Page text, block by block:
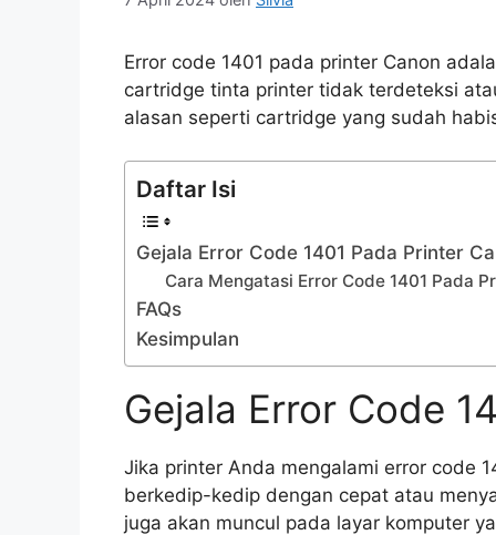
Error code 1401 pada printer Canon
cartridge tinta printer tidak terdeteksi
alasan seperti cartridge yang sudah
Daftar Isi
Gejala Error Code 1401 Pada Printer
Cara Mengatasi Error Code 1401 Pada
FAQs
Kesimpulan
Gejala Error Code
Jika printer Anda mengalami error code
berkedip-kedip dengan cepat atau
juga akan muncul pada layar komputer